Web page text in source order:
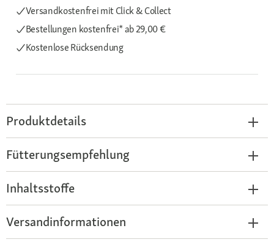
Versandkostenfrei mit Click & Collect
Bestellungen kostenfrei*ab 29,00 €
Kostenlose Rücksendung
Produktdetails
Fütterungsempfehlung
Inhaltsstoffe
Versandinformationen